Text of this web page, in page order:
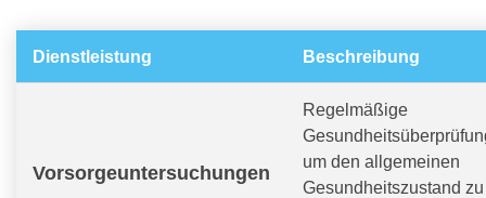
Dienstleistung Beschreibung
Vorsorgeuntersuchungen
Regelmäßige
um den allgemeinen
Gesundheitszustand zu